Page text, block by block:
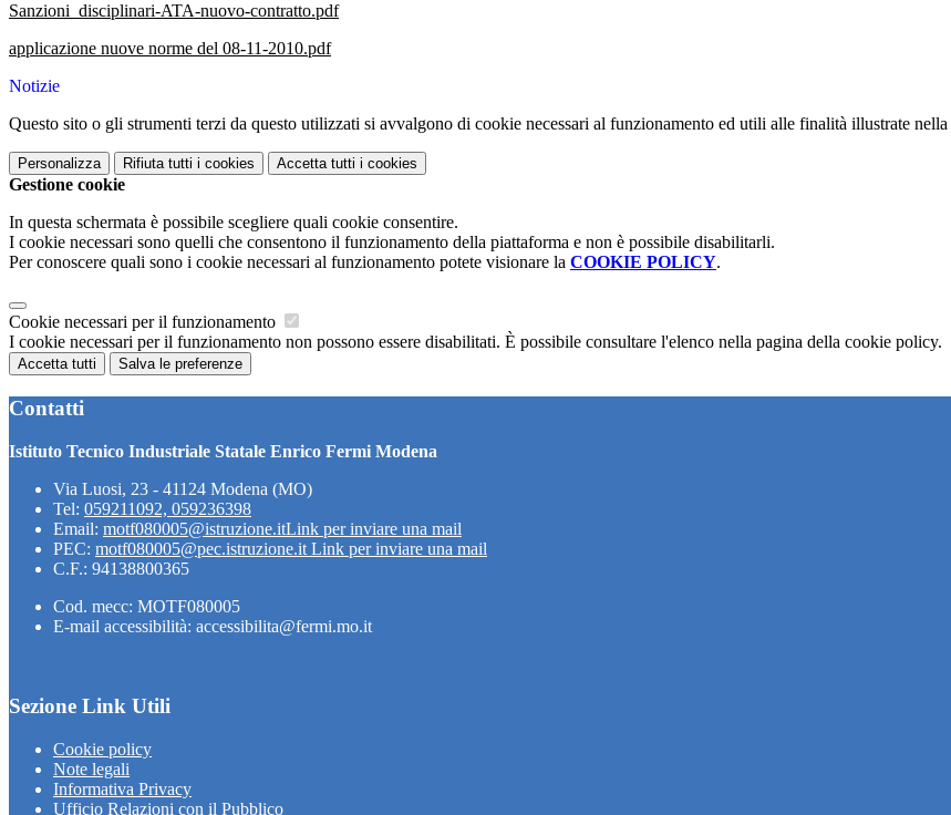
Sanzioni_disciplinari-ATA-nuovo-contratto.pdf
applicazione nuove norme del 08-11-2010.pdf
Notizie
Questo sito o gli strumenti terzi da questo utilizzati si avvalgono di cookie necessari al funzionamento ed utili alle finalità illustrate nella
Personalizza Rifiuta tutti i cookies Accetta tutti i cookies
Gestione cookie
In questa schermata è possibile scegliere quali cookie consentire.
I cookie necessari sono quelli che consentono il funzionamento della piattaforma e non è possibile disabilitarli.
Per conoscere quali sono i cookie necessari al funzionamento potete visionare la COOKIE POLICY.
Cookie necessari per il funzionamento
I cookie necessari per il funzionamento non possono essere disabilitati. È possibile consultare l'elenco nella pagina della cookie policy.
Accetta tutti Salva le preferenze
Contatti
Istituto Tecnico Industriale Statale Enrico Fermi Modena
Via Luosi, 23 - 41124 Modena (MO)
Tel: 059211092, 059236398
Email: motf080005@istruzione.itLink per inviare una mail
PEC: motf080005@pec.istruzione.it Link per inviare una mail
C.F.: 94138800365
Cod. mecc: MOTF080005
E-mail accessibilità: accessibilita@fermi.mo.it
Sezione Link Utili
Cookie policy
Note legali
Informativa Privacy
Ufficio Relazioni con il Pubblico